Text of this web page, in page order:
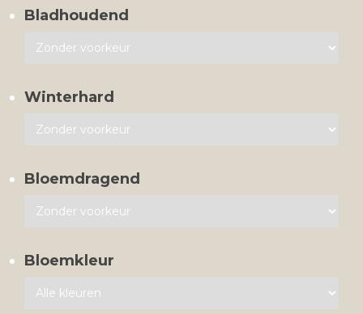
Bladhoudend
Winterhard
Bloemdragend
Bloemkleur